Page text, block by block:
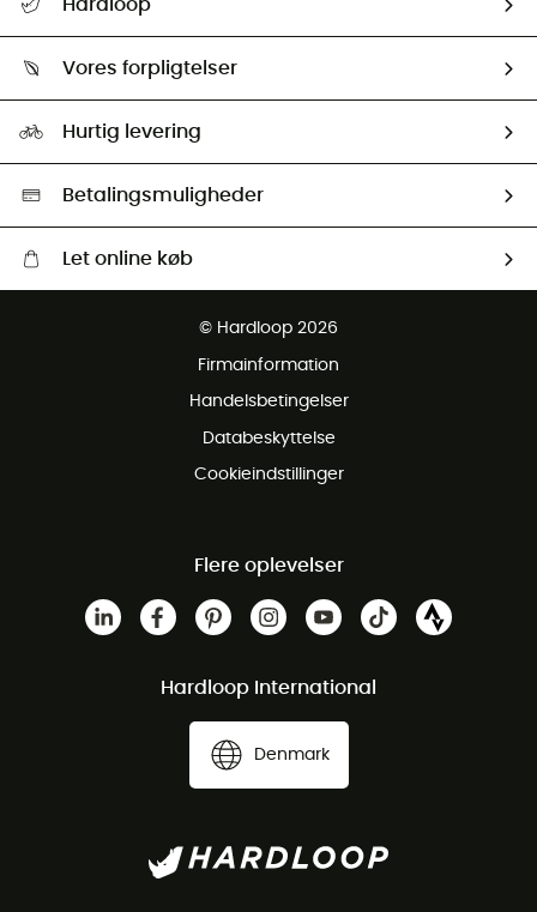
Returnering & Tilbagebetaling
Hardloop
Our ambassadors
Vores forpligtelser
HardGreen Udvalg
Hurtig levering
Betalingsmuligheder
Let online køb
© Hardloop 2026
Firmainformation
Handelsbetingelser
Databeskyttelse
Cookieindstillinger
Flere oplevelser
Hardloop International
Denmark